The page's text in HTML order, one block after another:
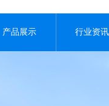
产品展示 行业资讯